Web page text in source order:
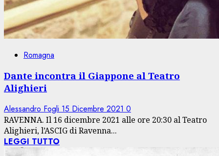
Romagna
Dante incontra il Giappone al Teatro
Alighieri
Alessandro Fogli 15 Dicembre 2021 0
RAVENNA. Il 16 dicembre 2021 alle ore 20:30 al Teatro
Alighieri, l’ASCIG di Ravenna...
LEGGI TUTTO